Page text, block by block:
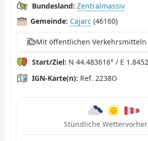
Bundesland: Zentralmassiv
Gemeinde: Cajarc (46160)
Mit öffentlichen Verkehrsmitteln
Start/Ziel: N 44.483616° / E
IGN-Karte(n): Ref. 2238O
Stündliche